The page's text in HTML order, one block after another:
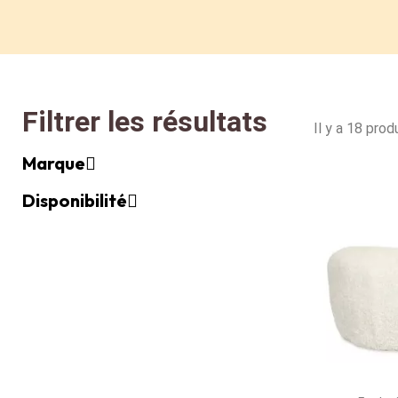
Filtrer les résultats
Marque
Disponibilité
Il y a 18